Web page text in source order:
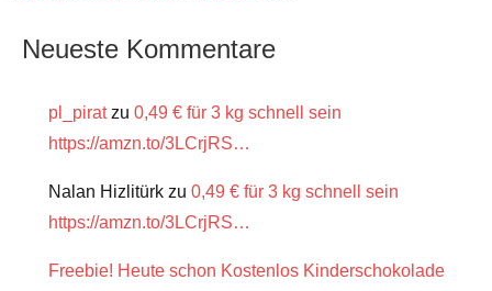
Neueste Kommentare
pl_piratzu 0,49 € für 3 kg schnell sein
https://amzn.to/3LCrjRS…
Nalan Hizlitürk zu 0,49 € für 3 kg schnell sein
https://amzn.to/3LCrjRS…
Freebie! Heute schon Kostenlos Kinderschokolade